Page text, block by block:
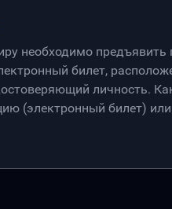
необходимо
билет,
личность.
(электронный билет)